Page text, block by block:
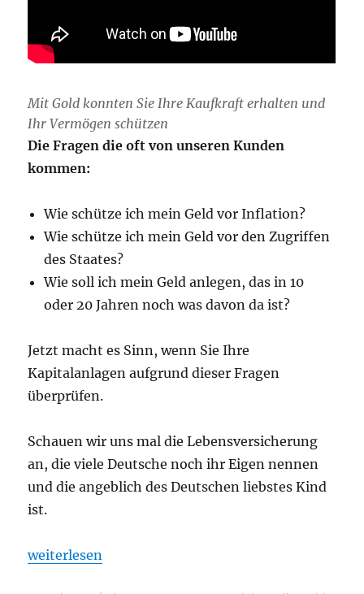
Mit Gold konnten Sie Ihre Kaufkraft erhalten und
Ihr Vermögen schützen
Die Fragen die oft von unseren Kunden
kommen:
Wie schütze ich mein Geld vor Inflation?
Wie schütze ich mein Geld vor den Zugriffen
des Staates?
Wie soll ich mein Geld anlegen, das in 10
oder 20 Jahren noch was davon da ist?
Jetzt macht es Sinn, wenn Sie Ihre
Kapitalanlagen aufgrund dieser Fragen
überprüfen.
Schauen wir uns mal die Lebensversicherung
an, die viele Deutsche noch ihr Eigen nennen
und die angeblich des Deutschen liebstes Kind
ist.
„Original Kaufbeleg von 1967 beweist, mit Gold
weiterlesen